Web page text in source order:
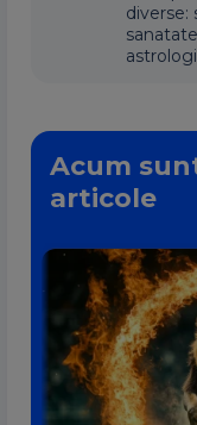
diverse:
Acum
articole